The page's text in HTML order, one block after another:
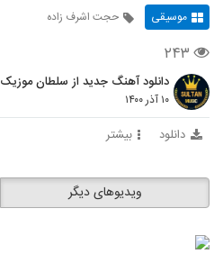
موسیقی حجت اشرف زاده
۲۴۳
دانلود آهنگ جدید از سلطان موزیک
۱۰ آذر ۱۴۰۰
دانلود بیشتر
ویدیوهای دیگر